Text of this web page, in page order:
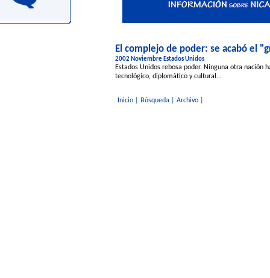
El complejo de poder: se acabó el
2002 Noviembre Estados Unidos
Estados Unidos rebosa poder. Ninguna otra
tecnológico, diplomático y cultural...
Inicio| Búsqueda Archivo|